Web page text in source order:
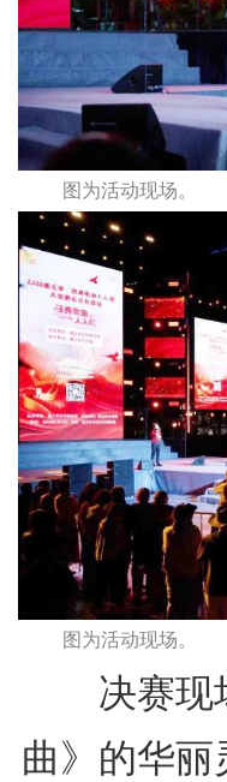
图为活动现场。
图为活动现场。
决赛现
曲》的华